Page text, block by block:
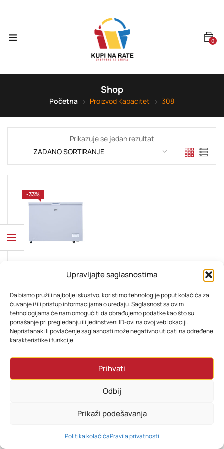
Upravljajte saglasnostima
Da bismo pružili najbolje iskustvo, koristimo tehnologije poput kolačića za
čuvanje i/ili pristup informacijama o uređaju. Saglasnost sa ovim
tehnologijama će nam omogućiti da obrađujemo podatke kao što su
ponašanje pri pregledanju ili jedinstveni ID-ovi na ovoj veb lokaciji.
Nepristanak ili povlačenje saglasnosti može negativno uticati na određene
karakteristike i funkcije.
Prihvati
Odbij
Prikaži podešavanja
Politika kolačićaPravila privatnosti
0
Shop
Početna Proizvod Kapacitet 308
Prikazuje se jedan rezultat
-33%
1.030,80KM 824,64KM
PRETRAŽI KORPA MOJ RAČUN